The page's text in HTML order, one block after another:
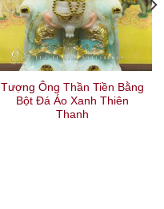
Tượng Ông Thần Tiền Bằng
Bột Đá Áo Xanh Thiên
Thanh